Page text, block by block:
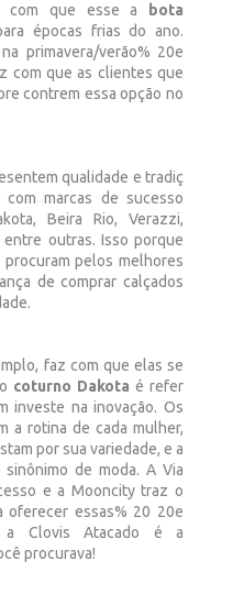
com que esse a
bota
épocas frias do ano.
primavera/verão% 20e
com que as clientes que
contrem essa opção no
qualidade e tradiç
marcas de sucesso
Beira Rio, Verazzi,
outras. Isso porque
pelos melhores
de comprar calçados
faz com que elas se
coturno Dakota é refer
investe na inovação. Os
a rotina de cada mulher,
por sua variedade, e a
de moda. A Via
e a Mooncity traz o
oferecer essas% 20 20e
a Clovis Atacado é a
procurava!